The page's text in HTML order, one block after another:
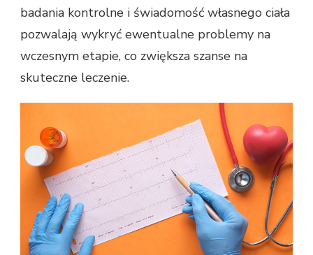
badania kontrolne i świadomość własnego ciała
pozwalają wykryć ewentualne problemy na
wczesnym etapie, co zwiększa szanse na
skuteczne leczenie.